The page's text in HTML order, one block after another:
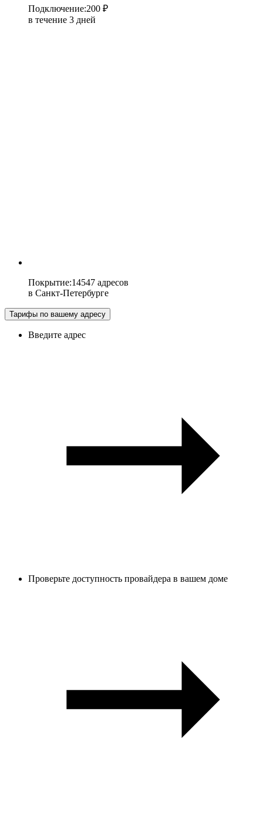
Подключение:200 ₽
в течение 3 дней
Покрытие:14547 адресов
в Санкт-Петербурге
Тарифы по вашему адресу
Введите адрес
Проверьте доступность провайдера в вашем доме